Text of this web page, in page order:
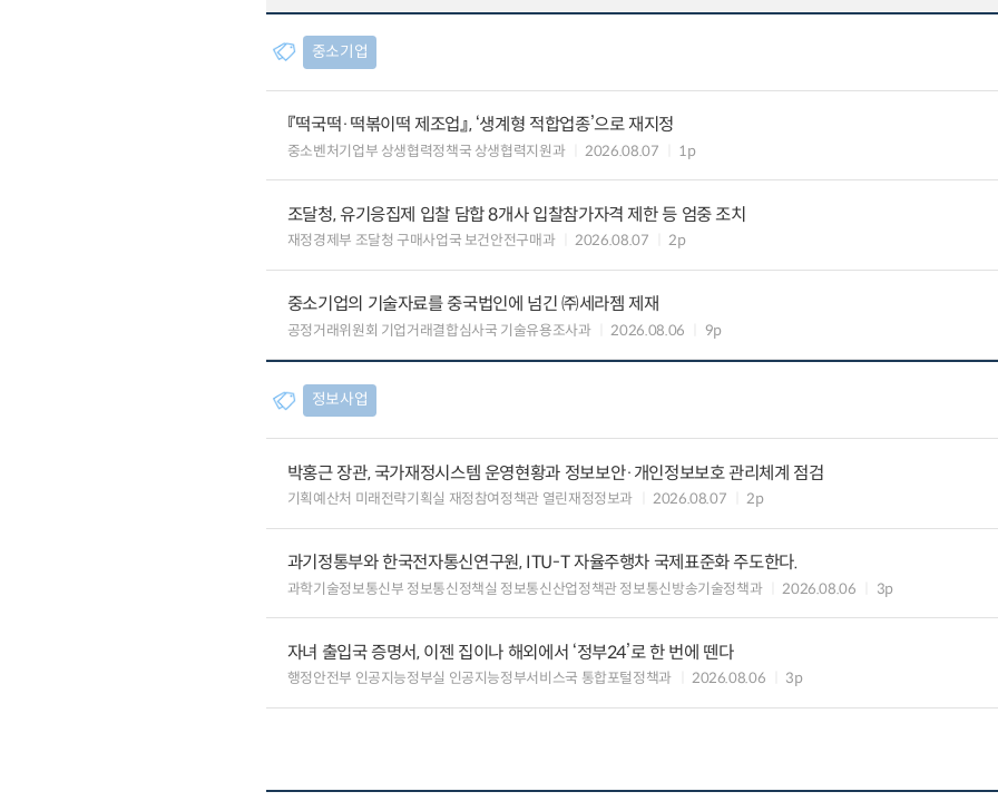
중소기업
『떡국떡·떡볶이떡 제조업』, ‘생계형 적합업종’으로 재지정
중소벤처기업부 상생협력정책국 상생협력지원과 2026.08.07 1p
조달청, 유기응집제 입찰 담합 8개사 입찰참가자격 제한 등 엄중 조치
재정경제부 조달청 구매사업국 보건안전구매과 2026.08.07 2p
중소기업의 기술자료를 중국법인에 넘긴 ㈜세라젬 제재
공정거래위원회 기업거래결합심사국 기술유용조사과 2026.08.06 9p
정보사업
박홍근 장관, 국가재정시스템 운영현황과 정보보안·개인정보보호 관리체계 점검
기획예산처 미래전략기획실 재정참여정책관 열린재정정보과 2026.08.07 2p
과기정통부와 한국전자통신연구원, ITU-T 자율주행차 국제표준화 주도한다.
과학기술정보통신부 정보통신정책실 정보통신산업정책관 정보통신방송기술정책과 2026.08.06 3p
자녀 출입국 증명서, 이젠 집이나 해외에서 ‘정부24’로 한 번에 뗀다
행정안전부 인공지능정부실 인공지능정부서비스국 통합포털정책과 2026.08.06 3p